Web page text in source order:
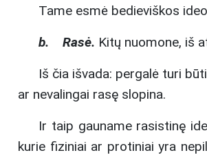
Tame esmė bedieviškos
b. Rasė. Kitų nuomone, iš
Iš čia išvada: pergalė turi
ar nevalingai rasę slopina.
Ir taip gauname rasistinę
kurie fiziniai ar protiniai yra